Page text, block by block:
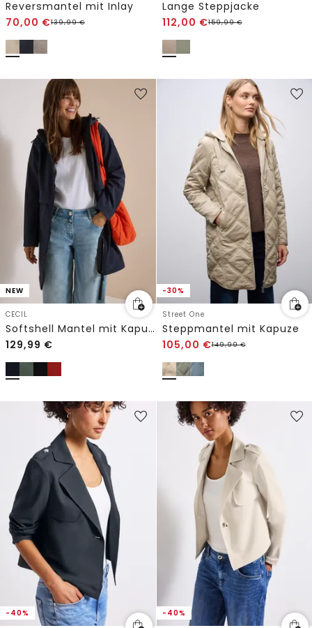
Reversmantel mit Inlay
70,00 €139,99€
Lange Steppjacke
112,00 €159,99€
NEW
CECIL
Softshell Mantel mit Kapuze
129,99 €
-30%
Street One
Steppmantel mit Kapuze
105,00 €149,99€
-40% -40%